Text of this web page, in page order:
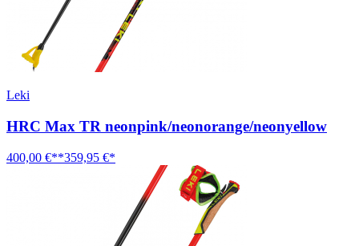
Leki
HRC Max TR neonpink/neonorange/neonyellow
400,00 €**359,95 €*